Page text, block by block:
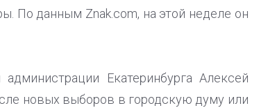
По данным Znak.com, на этой неделе он
Екатеринбурга Алексей
новых выборов в городскую думу или